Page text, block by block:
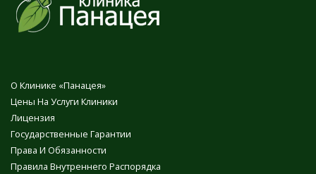
О Клинике «Панацея»
Цены На Услуги Клиники
Лицензия
Государственные Гарантии
Права И Обязанности
Правила Внутреннего Распорядка